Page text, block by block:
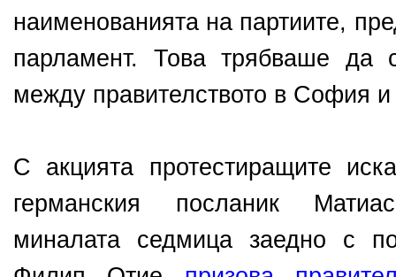
наименованията на партиите,
парламент. Това трябваше да
между правителството в София и
С акцията протестиращите
германския посланик
миналата седмица заедно с